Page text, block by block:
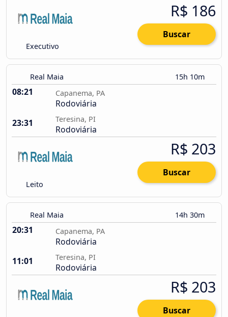
Executivo
R$ 186
Buscar
Real Maia 15h 10m
08:21 Capanema, PA
Rodoviária
23:31
Teresina, PI
Rodoviária
Leito
R$ 203
Buscar
Real Maia 14h 30m
20:31 Capanema, PA
Rodoviária
11:01
Teresina, PI
Rodoviária
R$ 203
Buscar